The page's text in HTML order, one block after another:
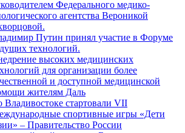
Федерального медико-
агентства Вероникой
Путин принял участие в Форуме
технологий.
высоких медицинских
для организации более
и доступной медицинской
жителям Даль
Владивостоке стартовали VII
спортивные игры «Дети
– Правительство России